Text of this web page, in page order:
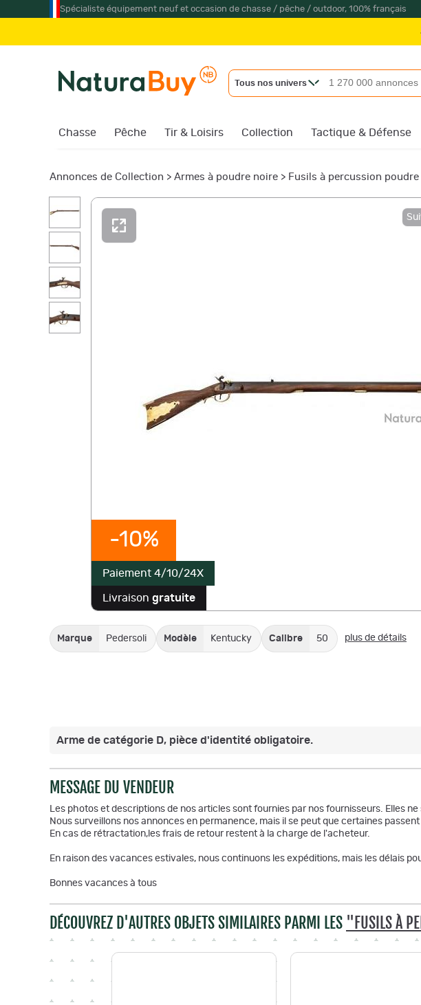
Spécialiste équipement neuf et occasion de chasse / pêche / outdoor, 100% français
Jumelles &
Tous nos univers
Chasse Pêche Tir & Loisirs Collection Tactique & Défense
Annonces de Collection > Armes à poudre noire > Fusils à percussion
-10%
Paiement 4/10/24X
Livraison gratuite
Marque Pedersoli Modèle Kentucky Calibre 50 plus de détails
Arme de catégorie D, pièce d'identité obligatoire.
MESSAGE DU VENDEUR
Les photos et descriptions de nos articles sont fournies par nos fournisseurs. Elles
Nous surveillons nos annonces en permanence, mais il se peut que certaines
En cas de rétractation,les frais de retour restent à la charge de l'acheteur.
En raison des vacances estivales, nous continuons les expéditions, mais les délais
Bonnes vacances à tous
DÉCOUVREZ D'AUTRES OBJETS SIMILAIRES PARMI LES "FUSILS À